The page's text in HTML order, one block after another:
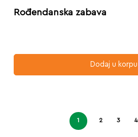
Rođendanska zabava
Dodaj u korpu
1 2 3 4